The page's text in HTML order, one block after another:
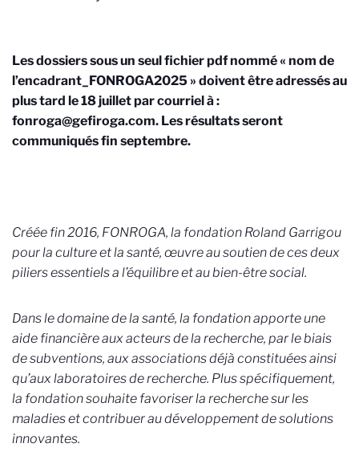
Les dossiers sous un seul fichier pdf nommé « nom de
l’encadrant_FONROGA2025 » doivent être adressés au
plus tard le 18 juillet par courriel à :
fonroga@gefiroga.com. Les résultats seront
communiqués fin septembre.
Créée fin 2016, FONROGA, la fondation Roland Garrigou
pour la culture et la santé, œuvre au soutien de ces deux
piliers essentiels a l’équilibre et au bien-être social.
Dans le domaine de la santé, la fondation apporte une
aide financière aux acteurs de la recherche, par le biais
de subventions, aux associations déjà constituées ainsi
qu’aux laboratoires de recherche. Plus spécifiquement,
la fondation souhaite favoriser la recherche sur les
maladies et contribuer au développement de solutions
innovantes.